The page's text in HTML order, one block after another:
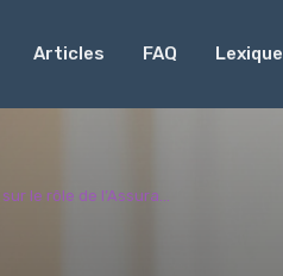
Articles FAQ Lexique
le rôle de l’Assura...